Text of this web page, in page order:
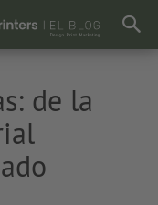
de la